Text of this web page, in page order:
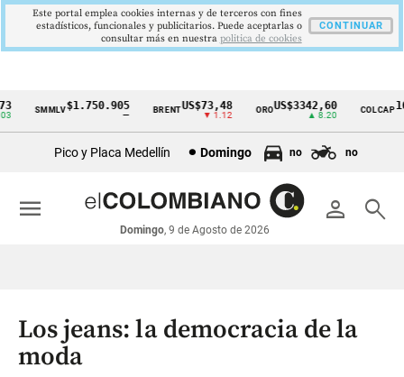
Cintillo
económicos
Colombia
SMMLV$1.750.905 BRENTUS$73,48
▼ 1.12
OROUS$3342,60
▲ 8.20
COLCAP
Pico y Placa Medellín Domingo no no
person search
Domingo, 9 de Agosto de 2026
menu
Los jeans: la democracia de la
moda
Este portal emplea cookies internas y de terceros con fines
estadísticos, funcionales y publicitarios. Puede aceptarlas o
consultar más en nuestra politica de cookies
CONTINUAR